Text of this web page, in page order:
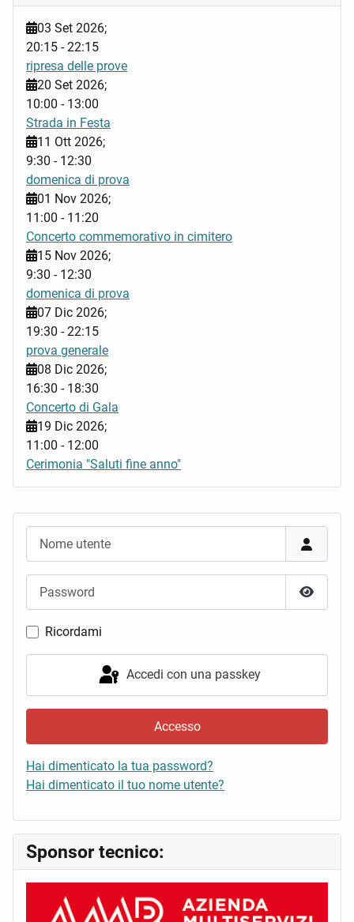
Mostra
Ricordami
Accedi con una passkey
Accesso
Hai dimenticato la tua password?
Hai dimenticato il tuo nome utente?
Sponsor tecnico:
03 Set 2026;
20:15 -22:15
ripresa delle prove
20 Set 2026;
10:00 - 13:00
Strada in Festa
11 Ott 2026;
9:30 - 12:30
domenica di prova
01 Nov 2026;
11:00 - 11:20
Concerto commemorativo in cimitero
15 Nov 2026;
9:30 - 12:30
domenica di prova
07 Dic 2026;
19:30 -22:15
prova generale
08 Dic 2026;
16:30 - 18:30
Concerto di Gala
19 Dic 2026;
11:00 - 12:00
Cerimonia "Saluti fine anno"